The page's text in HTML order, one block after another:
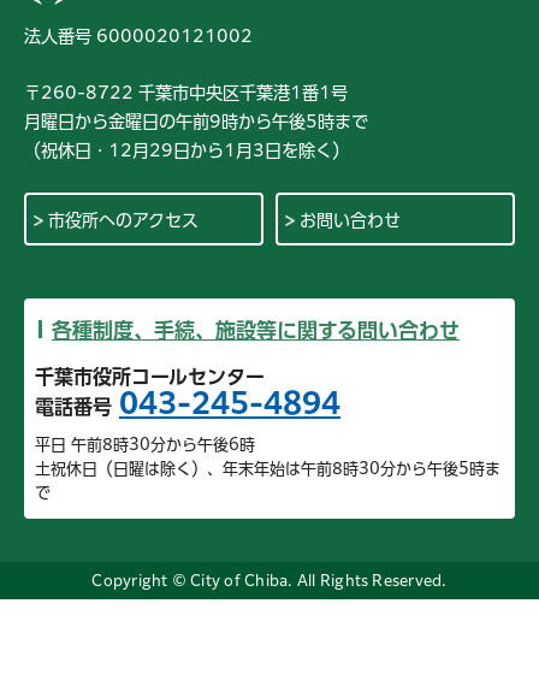
法人番号 6000020121002
〒260-8722 千葉市中央区千葉港1番1号
月曜日から金曜日の午前9時から午後5時まで
（祝休日・12月29日から1月3日を除く）
市役所へのアクセス お問い合わせ
各種制度、手続、施設等に関する問い合わせ
千葉市役所コールセンター
電話番号 043-245-4894
平日 午前8時30分から午後6時
土祝休日（日曜は除く）、年末年始は午前8時30分から午後5時ま
で
Copyright © City of Chiba. All Rights Reserved.